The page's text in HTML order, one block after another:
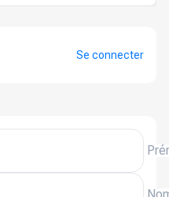
Se connecter